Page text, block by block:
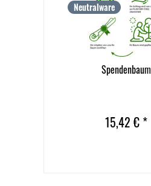
Neutralware
Spendenbaum
15,42 € *